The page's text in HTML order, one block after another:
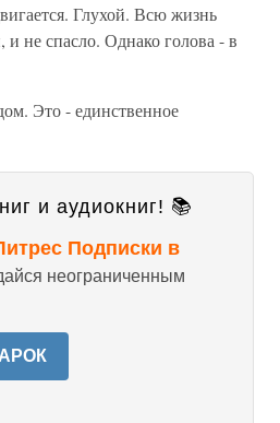
Глухой. Всю жизнь
и не спасло. Однако голова - в
Это - единственное
и аудиокниг! 📚
Подписки в
неограниченным